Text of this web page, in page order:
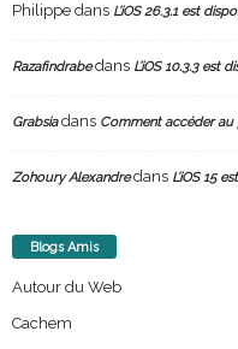
Philippe dans L’iOS 26.3.1 est
Razafindrabedans L’iOS 10.3.3 est
Grabsiadans Comment accéder au
Zohoury Alexandredans L’iOS 15
Blogs Amis
Autour du Web
Cachem